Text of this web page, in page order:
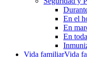
En el
En
En
Vida familiarVida